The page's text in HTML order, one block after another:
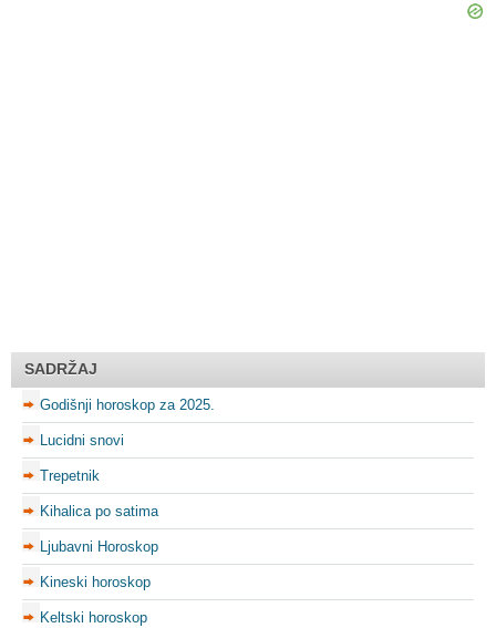
SADRŽAJ
Godišnji horoskop za 2025.
Lucidni snovi
Trepetnik
Kihalica po satima
Ljubavni Horoskop
Kineski horoskop
Keltski horoskop